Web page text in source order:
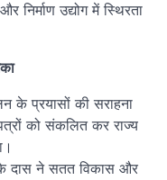
निर्माण उद्योग में स्थिरता
के प्रयासों की सराहना
को संकलित कर राज्य
दास ने सतत विकास और